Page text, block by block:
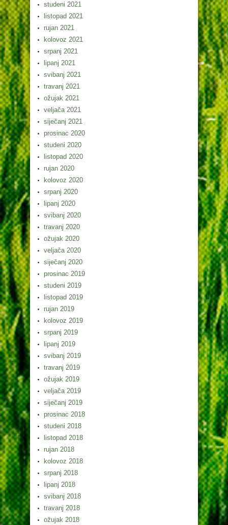
studeni 2021
listopad 2021
rujan 2021
kolovoz 2021
srpanj 2021
lipanj 2021
svibanj 2021
travanj 2021
ožujak 2021
veljača 2021
siječanj 2021
prosinac 2020
studeni 2020
listopad 2020
rujan 2020
kolovoz 2020
srpanj 2020
lipanj 2020
svibanj 2020
travanj 2020
ožujak 2020
veljača 2020
siječanj 2020
prosinac 2019
studeni 2019
listopad 2019
rujan 2019
kolovoz 2019
srpanj 2019
lipanj 2019
svibanj 2019
travanj 2019
ožujak 2019
veljača 2019
siječanj 2019
prosinac 2018
studeni 2018
listopad 2018
rujan 2018
kolovoz 2018
srpanj 2018
lipanj 2018
svibanj 2018
travanj 2018
ožujak 2018